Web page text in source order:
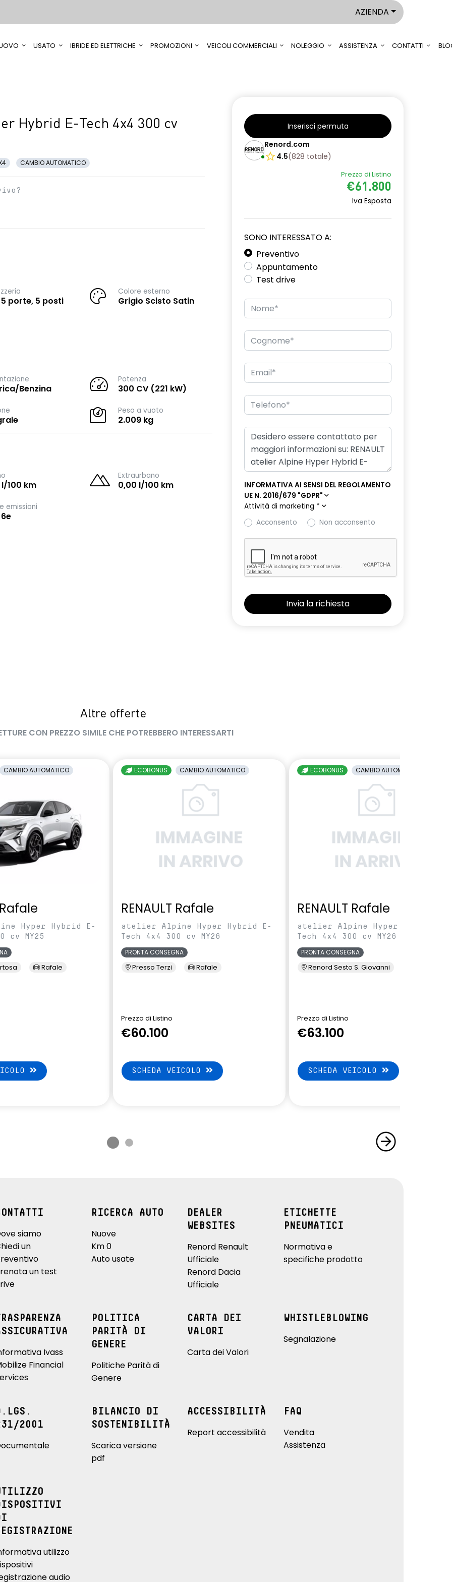
AZIENDA
USATO IBRIDE ED ELETTRICHE PROMOZIONI VEICOLI COMMERCIALI NOLEGGIO ASSISTENZA CONTATTI
Hybrid E-Tech 4x4 300 cv
CAMBIO AUTOMATICO
5 porte, 5 posti
Colore esterno
Grigio Scisto Satin
Benzina
Potenza
300 CV (221 kW)
Peso a vuoto
2.009 kg
100 km
Extraurbano
0,00 l/100 km
emissioni
Inserisci permuta
Renord.com
4.5(828 totale)
Prezzo di Listino
€61.800
Iva Esposta
SONO INTERESSATO A:
Preventivo
Appuntamento
Test drive
INFORMATIVA AI SENSI DEL REGOLAMENTO
UE N. 2016/679 "GDPR"
Attività di marketing *
Acconsento
Non acconsento
Altre offerte
CON PREZZO SIMILE CHE POTREBBERO INTERESSARTI
CAMBIO AUTOMATICO
Hyper Hybrid E-
cv MY25
Rafale
ECOBONUS CAMBIO AUTOMATICO
RENAULT Rafale
atelier Alpine Hyper Hybrid E-
Tech 4x4 300 cv MY26
PRONTA CONSEGNA
Presso Terzi Rafale
Prezzo di Listino
€60.100
SCHEDA VEICOLO
ECOBONUS CAMBIO AUTOMATICO
RENAULT Rafale
atelier Alpine Hyper Hybrid E-
Tech 4x4 300 cv MY26
PRONTA CONSEGNA
Renord Sesto S. Giovanni
Prezzo di Listino
€63.100
SCHEDA VEICOLO
siamo
un
un test
RICERCA AUTO
Nuove
Km 0
Auto usate
DEALER
WEBSITES
Renord Renault
Ufficiale
Renord Dacia
Ufficiale
ETICHETTE
PNEUMATICI
Normativa e
specifiche prodotto
Ivass
Financial
POLITICA
PARITÀ DI
GENERE
Politiche Parità di
Genere
CARTA DEI
VALORI
Carta dei Valori
WHISTLEBLOWING
Segnalazione
2001
BILANCIO DI
SOSTENIBILITÀ
Scarica versione
pdf
ACCESSIBILITÀ
Report accessibilità
FAQ
Vendita
Assistenza
utilizzo
audio